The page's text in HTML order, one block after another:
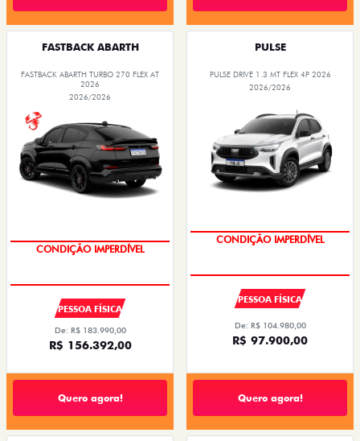
FASTBACK ABARTH
FASTBACK ABARTH TURBO 270 FLEX AT
2026
2026/2026
CONDIÇÃO IMPERDÍVEL
PESSOA FÍSICA
De: R$ 183.990,00
R$ 156.392,00
Quero agora!
PULSE
PULSE DRIVE 1.3 MT FLEX 4P 2026
2026/2026
CONDIÇÃO IMPERDÍVEL
PESSOA FÍSICA
De: R$ 104.980,00
R$ 97.900,00
Quero agora!